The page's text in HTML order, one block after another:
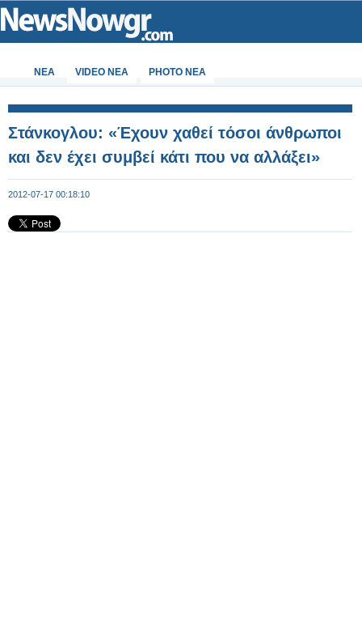
ΝΕΑ VIDEO NEA PHOTO NEA
Στάνκογλου: «Έχουν χαθεί τόσοι άνθρωποι
και δεν έχει συμβεί κάτι που να αλλάξει»
2012-07-17 00:18:10